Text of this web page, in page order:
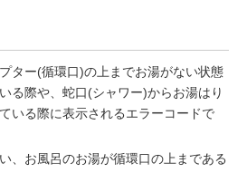
ター(循環口)の上までお湯がない状態
る際や、蛇口(シャワー)からお湯はり
いる際に表示されるエラーコードで
、お風呂のお湯が循環口の上まである